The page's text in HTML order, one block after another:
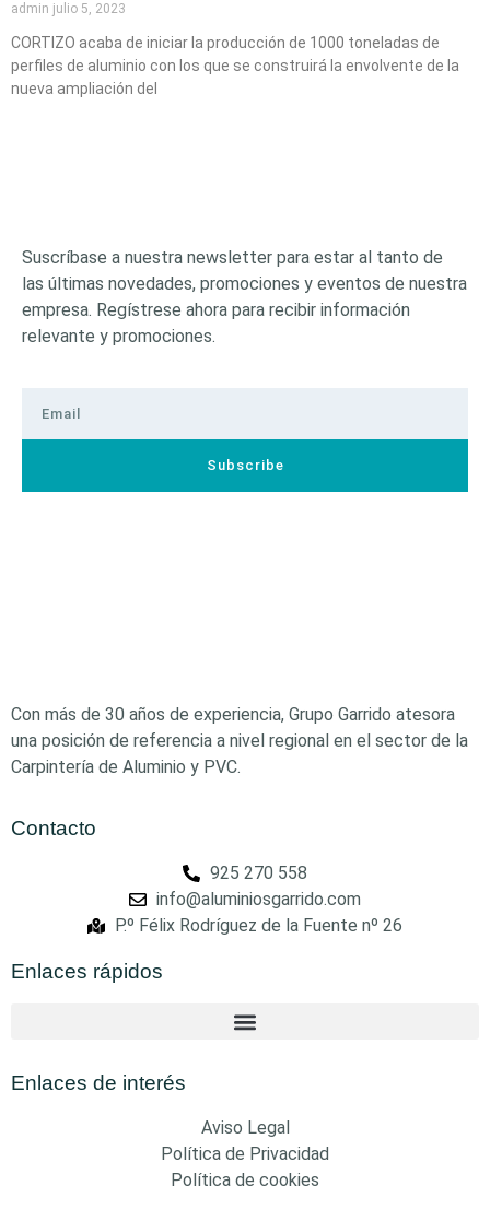
admin julio 5, 2023
CORTIZO acaba de iniciar la producción de 1000 toneladas de
perfiles de aluminio con los que se construirá la envolvente de la
nueva ampliación del
Suscríbase a nuestra newsletter para estar al tanto de
las últimas novedades, promociones y eventos de nuestra
empresa. Regístrese ahora para recibir información
relevante y promociones.
Subscribe
Con más de 30 años de experiencia, Grupo Garrido atesora
una posición de referencia a nivel regional en el sector de la
Carpintería de Aluminio y PVC.
Contacto
925 270 558
info@aluminiosgarrido.com
P.º Félix Rodríguez de la Fuente nº 26
Enlaces rápidos
Enlaces de interés
Aviso Legal
Política de Privacidad
Política de cookies